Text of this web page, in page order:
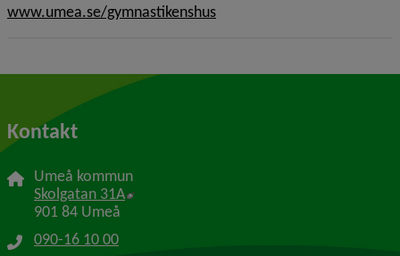
www.umea.se/gymnastikenshus
Kontakt
Umeå kommun
Skolgatan 31A Länk till annan webbplats, öppnas i nytt
901 84 Umeå
090-16 10 00